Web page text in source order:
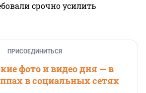
срочно усилить
ПРИСОЕДИНИТЬСЯ
фото и видео дня — в
в социальных сетях